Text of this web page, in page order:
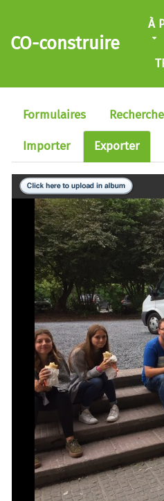
Aller au contenu principal
CO-construire
À
Formulaires
Importer Exporter